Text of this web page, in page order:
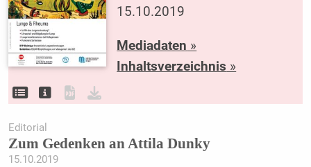
15.10.2019
Mediadaten »
Inhaltsverzeichnis »
Editorial
Zum Gedenken an Attila Dunky
15.10.2019